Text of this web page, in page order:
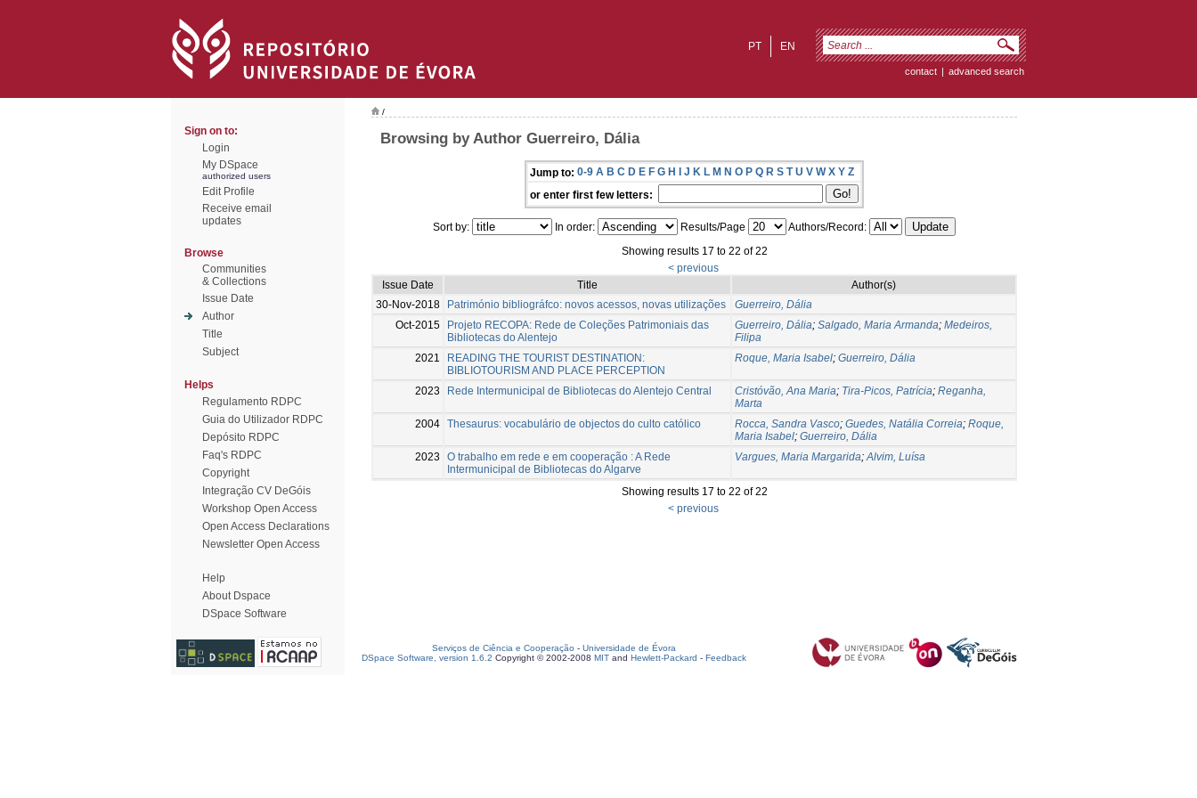
EN
PT
contact | advanced search
Sign on to:
Login
My DSpace
authorized users
Edit Profile
Receive email
updates
Browse
Communities
& Collections
Issue Date
Author
Title
Subject
Helps
Regulamento RDPC
Guia do Utilizador RDPC
Depósito RDPC
Faq's RDPC
Copyright
Integração CV DeGóis
Workshop Open Access
Open Access Declarations
Newsletter Open Access
Help
About Dspace
DSpace Software
/
Browsing by Author Guerreiro, Dália
Jump to: 0-9 A B C D E F G H I J K L M N O P Q R S T U V W X Y Z
or enter first few letters:
Sort by: In order: Results/Page
Authors/Record:
Showing results 17 to 22 of 22
< previous
Issue Date
Title
Author(s)
30-Nov-2018
Património bibliográfco: novos acessos, novas utilizações
Guerreiro, Dália
Oct-2015
Projeto RECOPA: Rede de Coleções Patrimoniais das
Bibliotecas do Alentejo
Guerreiro, Dália; Salgado, Maria Armanda; Medeiros,
Filipa
2021
READING THE TOURIST DESTINATION:
BIBLIOTOURISM AND PLACE PERCEPTION
Roque, Maria Isabel; Guerreiro, Dália
2023 Rede Intermunicipal de Bibliotecas do Alentejo Central Cristóvão, Ana Maria; Tira-Picos, Patrícia; Reganha,
Marta
2004 Thesaurus: vocabulário de objectos do culto católico Rocca, Sandra Vasco; Guedes, Natália Correia; Roque,
Maria Isabel; Guerreiro, Dália
2023
O trabalho em rede e em cooperação : A Rede
Intermunicipal de Bibliotecas do Algarve
Vargues, Maria Margarida;Alvim, Luísa
Showing results 17 to 22 of 22
< previous
Serviços de Ciência e Cooperação - Universidade de Évora
DSpace Software, version 1.6.2 Copyright © 2002-2008 MIT and Hewlett-Packard - Feedback